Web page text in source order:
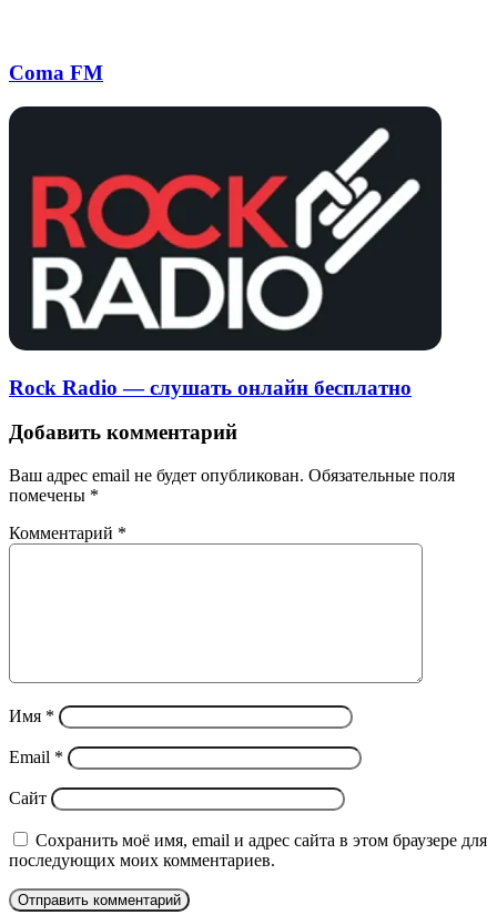
Coma FM
Rock Radio — слушать онлайн бесплатно
Добавить комментарий
Ваш адрес email не будет опубликован. Обязательные поля
помечены *
Комментарий *
Имя *
Email *
Сайт
Сохранить моё имя, email и адрес сайта в этом браузере для
последующих моих комментариев.